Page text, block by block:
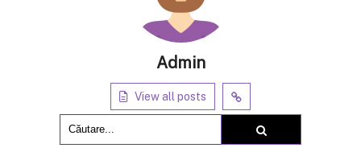
Admin
View all posts